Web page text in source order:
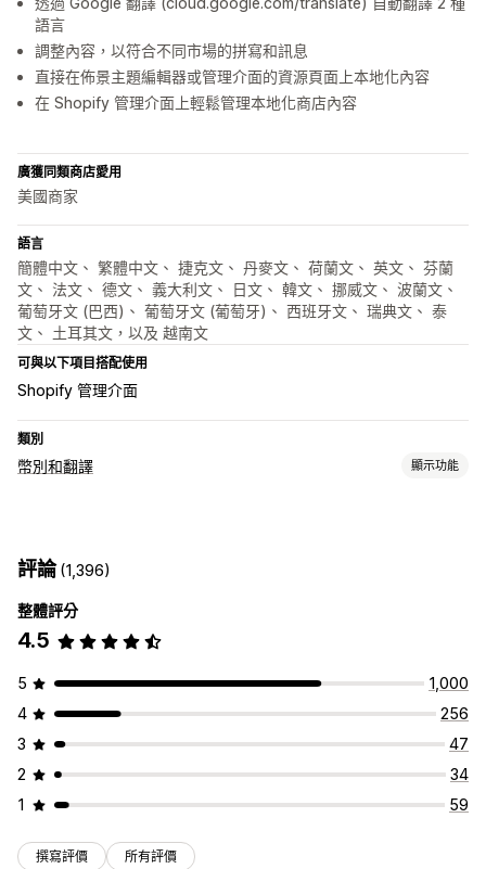
語言
調整內容，以符合不同市場的拼寫和訊息
直接在佈景主題編輯器或管理介面的資源頁面上本地化內容
在 Shopify 管理介面上輕鬆管理本地化商店內容
廣獲同類商店愛用
美國商家
語言
簡體中文、 繁體中文、 捷克文、 丹麥文、 荷蘭文、 英文、 芬蘭
文、 法文、 德文、 義大利文、 日文、 韓文、 挪威文、 波蘭文、
葡萄牙文 (巴西)、 葡萄牙文 (葡萄牙)、 西班牙文、 瑞典文、 泰
文、 土耳其文，以及 越南文
可與以下項目搭配使用
Shopify 管理介面
類別
幣別和翻譯 顯示功能
SEO 翻譯 網址翻譯
評論(1,396)
整體評分
4.5
5
1,000
4
256
3
47
2
34
1
59
撰寫評價 所有評價